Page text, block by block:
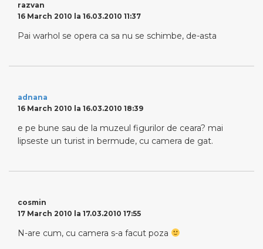
razvan
16 March 2010 la 16.03.2010 11:37
Pai warhol se opera ca sa nu se schimbe, de-asta
adnana
16 March 2010 la 16.03.2010 18:39
e pe bune sau de la muzeul figurilor de ceara? mai
lipseste un turist in bermude, cu camera de gat.
cosmin
17 March 2010 la 17.03.2010 17:55
N-are cum, cu camera s-a facut poza